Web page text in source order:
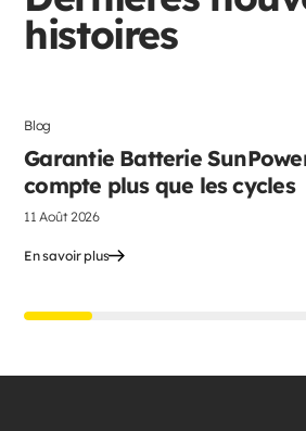
histoires
Technologie solaire
Blog
Garantie Batterie
compte plus que les cycles
11 Août 2026
En savoir plus